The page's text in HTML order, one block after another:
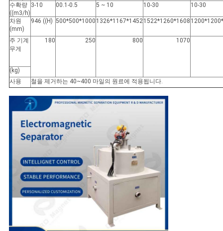
수확량
((m3/h)
3-10 00.1-0.5 5 ~ 10 10-30 10-30
차원
(mm)
946 ((H) 500*500*1000 1326*1167*14521522*1260*1608
주 기계
무게
180 250 800 1070
(kg)
사용
철을 제거하는 40~400 마일의 원료에 적용됩니다.